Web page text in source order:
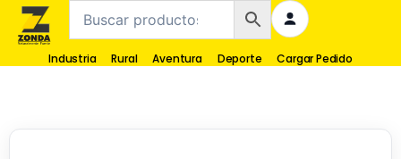
Industria Rural Aventura Deporte Cargar Pedido